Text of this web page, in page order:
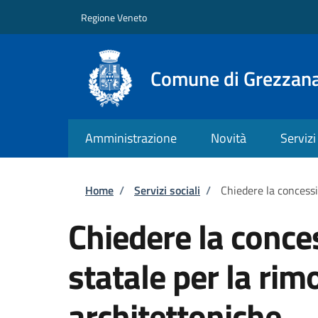
Regione Veneto
Comune di
Amministrazione Novità Servizi
Briciole di pane
Home / Servizi sociali / Chiedere la
Chiedere la
statale per la